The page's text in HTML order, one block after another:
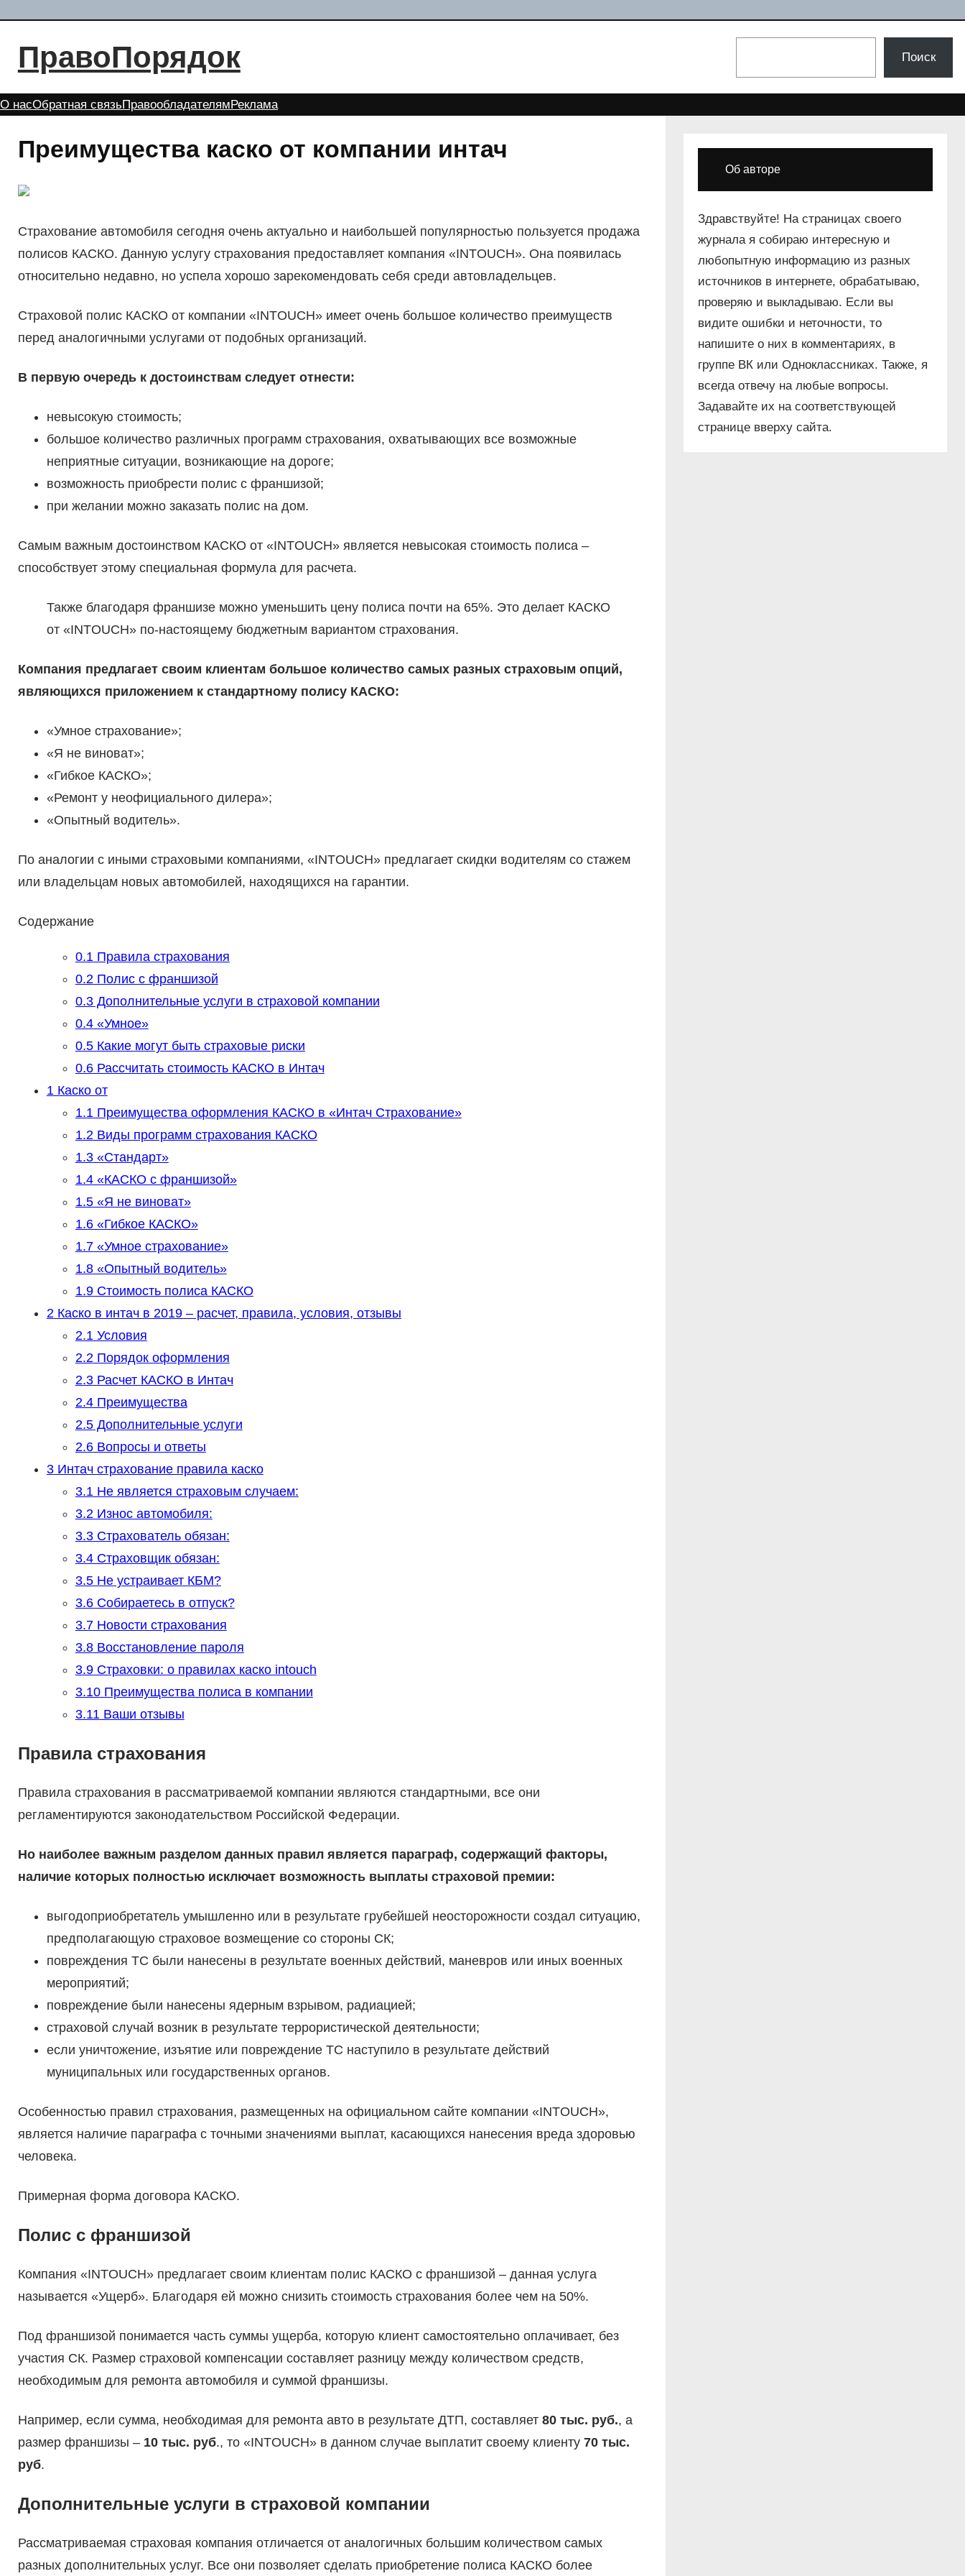
содержимому
ПравоПорядок Поиск
О насОбратная связьПравообладателям Реклама
Преимущества каско от компании интач
Страхование автомобиля сегодня очень актуально и наибольшей популярностью пользуется продажа
полисов КАСКО. Данную услугу страхования предоставляет компания «INTOUCH». Она появилась
относительно недавно, но успела хорошо зарекомендовать себя среди автовладельцев.
Страховой полис КАСКО от компании «INTOUCH» имеет очень большое количество преимуществ
перед аналогичными услугами от подобных организаций.
В первую очередь к достоинствам следует отнести:
невысокую стоимость;
большое количество различных программ страхования, охватывающих все возможные
неприятные ситуации, возникающие на дороге;
возможность приобрести полис с франшизой;
при желании можно заказать полис на дом.
Самым важным достоинством КАСКО от «INTOUCH» является невысокая стоимость полиса –
способствует этому специальная формула для расчета.
Также благодаря франшизе можно уменьшить цену полиса почти на 65%. Это делает КАСКО
от «INTOUCH» по-настоящему бюджетным вариантом страхования.
Компания предлагает своим клиентам большое количество самых разных страховым опций,
являющихся приложением к стандартному полису КАСКО:
«Умное страхование»;
«Я не виноват»;
«Гибкое КАСКО»;
«Ремонт у неофициального дилера»;
«Опытный водитель».
По аналогии с иными страховыми компаниями, «INTOUCH» предлагает скидки водителям со стажем
или владельцам новых автомобилей, находящихся на гарантии.
Содержание
0.1Правила страхования
0.2Полис с франшизой
0.3Дополнительные услуги в страховой компании
0.4«Умное»
0.5Какие могут быть страховые риски
0.6Рассчитать стоимость КАСКО в Интач
1Каско от
1.1Преимущества оформления КАСКО в «Интач Страхование»
1.2Виды программ страхования КАСКО
1.3«Стандарт»
1.4«КАСКО с франшизой»
1.5«Я не виноват»
1.6«Гибкое КАСКО»
1.7«Умное страхование»
1.8«Опытный водитель»
1.9Стоимость полиса КАСКО
2Каско в интач в 2019 – расчет, правила, условия, отзывы
2.1Условия
2.2Порядок оформления
2.3Расчет КАСКО в Интач
2.4Преимущества
2.5Дополнительные услуги
2.6Вопросы и ответы
3Интач страхование правила каско
3.1Не является страховым случаем:
3.2Износ автомобиля:
3.3Страхователь обязан:
3.4Страховщик обязан:
3.5Не устраивает КБМ?
3.6Собираетесь в отпуск?
3.7Новости страхования
3.8Восстановление пароля
3.9Страховки: о правилах каско intouch
3.10Преимущества полиса в компании
3.11Ваши отзывы
Правила страхования
Правила страхования в рассматриваемой компании являются стандартными, все они
регламентируются законодательством Российской Федерации.
Но наиболее важным разделом данных правил является параграф, содержащий факторы,
наличие которых полностью исключает возможность выплаты страховой премии:
выгодоприобретатель умышленно или в результате грубейшей неосторожности создал ситуацию,
предполагающую страховое возмещение со стороны СК;
повреждения ТС были нанесены в результате военных действий, маневров или иных военных
мероприятий;
повреждение были нанесены ядерным взрывом, радиацией;
страховой случай возник в результате террористической деятельности;
если уничтожение, изъятие или повреждение ТС наступило в результате действий
муниципальных или государственных органов.
Особенностью правил страхования, размещенных на официальном сайте компании «INTOUCH»,
является наличие параграфа с точными значениями выплат, касающихся нанесения вреда здоровью
человека.
Примерная форма договора КАСКО.
Полис с франшизой
Компания «INTOUCH» предлагает своим клиентам полис КАСКО с франшизой – данная услуга
называется «Ущерб». Благодаря ей можно снизить стоимость страхования более чем на 50%.
Под франшизой понимается часть суммы ущерба, которую клиент самостоятельно оплачивает, без
участия СК. Размер страховой компенсации составляет разницу между количеством средств,
необходимым для ремонта автомобиля и суммой франшизы.
Например, если сумма, необходимая для ремонта авто в результате ДТП, составляет 80 тыс. руб., а
размер франшизы – 10 тыс. руб., то «INTOUCH» в данном случае выплатит своему клиенту 70 тыс.
руб.
Дополнительные услуги в страховой компании
Рассматриваемая страховая компания отличается от аналогичных большим количеством самых
разных дополнительных услуг. Все они позволяет сделать приобретение полиса КАСКО более
Об авторе
Здравствуйте! На страницах своего
журнала я собираю интересную и
любопытную информацию из разных
источников в интернете, обрабатываю,
проверяю и выкладываю. Если вы
видите ошибки и неточности, то
напишите о них в комментариях, в
группе ВК или Одноклассниках. Также, я
всегда отвечу на любые вопросы.
Задавайте их на соответствующей
странице вверху сайта.